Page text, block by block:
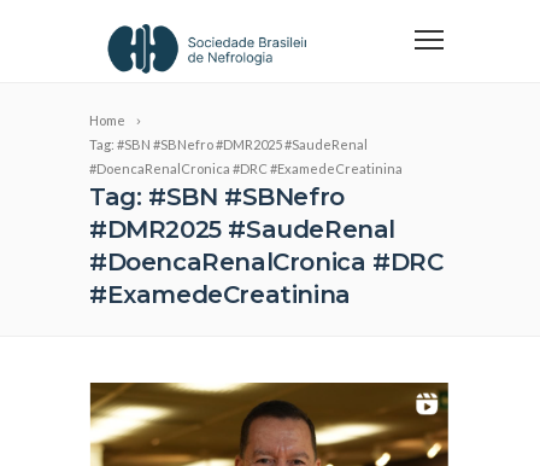
Home
Tag: #SBN #SBNefro #DMR2025 #SaudeRenal
#DoencaRenalCronica #DRC #ExamedeCreatinina
Tag: #SBN #SBNefro
#DMR2025 #SaudeRenal
#DoencaRenalCronica #DRC
#ExamedeCreatinina